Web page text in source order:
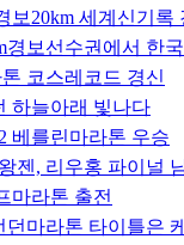
보20km 세계신기록
경보선수권에서 한
코스레코드 경신
하늘아래 빛나다
베를린마라톤 우승
젠, 리우홍 파이널
마라톤 출전
던마라톤 타이틀은